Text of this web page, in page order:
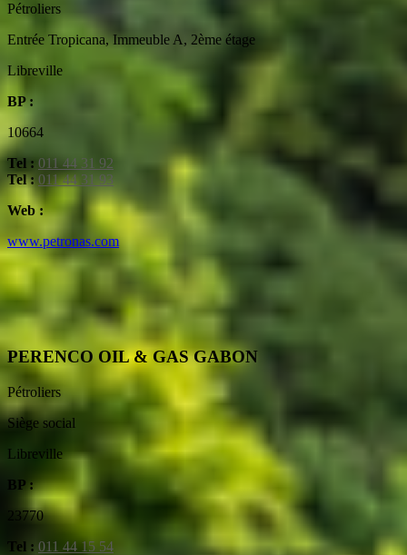
Pétroliers
Entrée Tropicana, Immeuble A, 2ème étage
Libreville
BP :
10664
Tel : 011 44 31 92
Tel : 011 44 31 93
Web :
www.petronas.com
PERENCO OIL & GAS GABON
Pétroliers
Siège social
Libreville
BP :
23770
Tel : 011 44 15 54